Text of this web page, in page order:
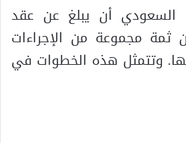
السعودي أن يبلغ عن عقد
ثمة مجموعة من الإجراءات
وتتمثل هذه الخطوات في